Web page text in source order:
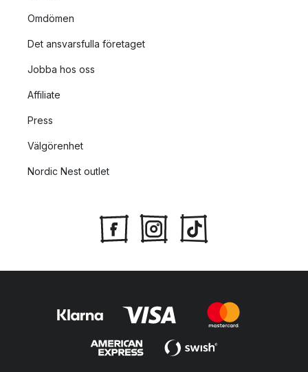
Omdömen
Det ansvarsfulla företaget
Jobba hos oss
Affiliate
Press
Välgörenhet
Nordic Nest outlet